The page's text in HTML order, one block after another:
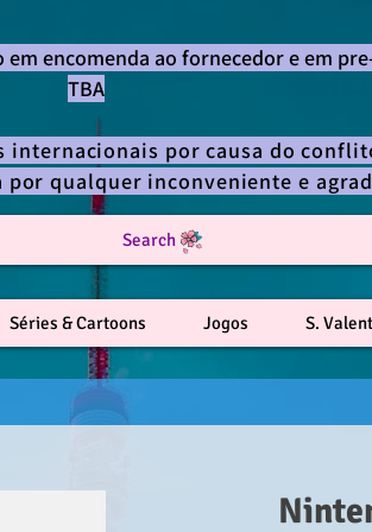
encomenda ao fornecedor e em
TBA
por causa do
qualquer inconveniente e
Search
Séries & Cartoons Jogos S.